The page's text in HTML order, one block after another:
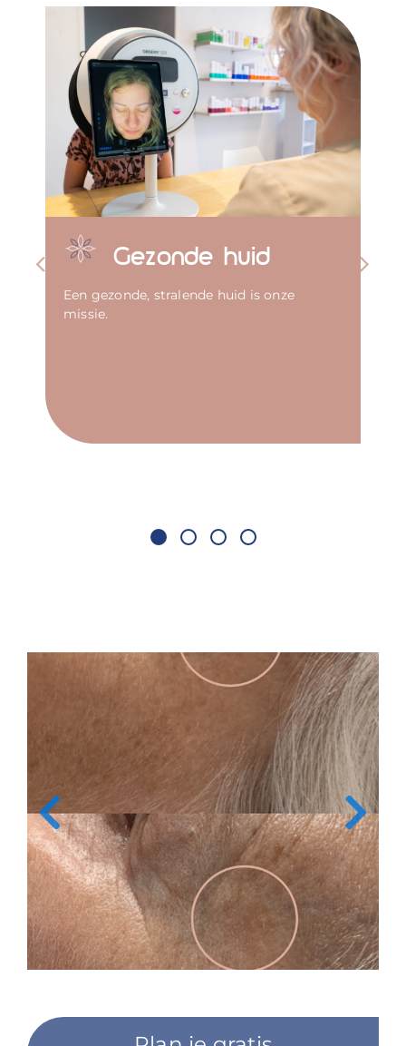
Gezonde huid
Een gezonde, stralende huid is onze
missie.